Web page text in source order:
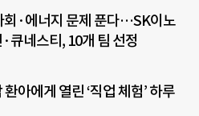
회·에너지 문제 푼다…SK이노
큐네스티, 10개 팀 선정
환아에게 열린 ‘직업 체험’ 하루